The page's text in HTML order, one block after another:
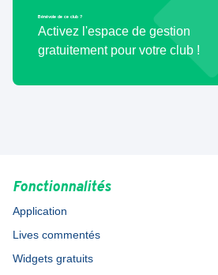
Bénévole de ce club ?
Activez l'espace de gestion
gratuitement pour votre club !
Fonctionnalités
Application
Lives commentés
Widgets gratuits